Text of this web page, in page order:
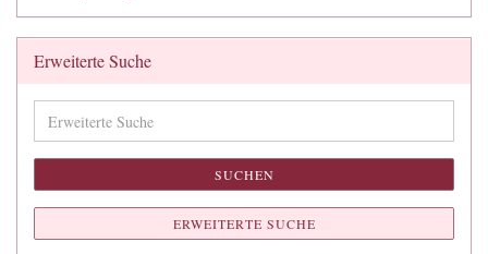
Erweiterte Suche
Suche
SUCHEN
ERWEITERTE SUCHE